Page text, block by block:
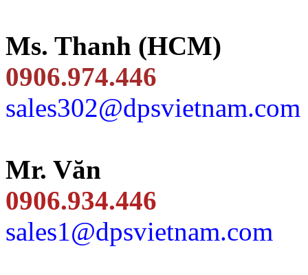
Ms. Thanh (HCM)
0906.974.446
sales302@dpsvietnam.com
Mr. Văn
0906.934.446
sales1@dpsvietnam.com